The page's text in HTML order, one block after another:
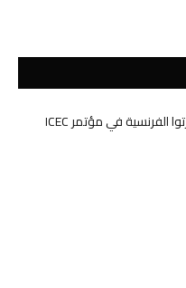
إبنة الفيحاء سنا حسن خالد تمثل جامعة أرتوا الفرنسية في مؤتمر ICEC